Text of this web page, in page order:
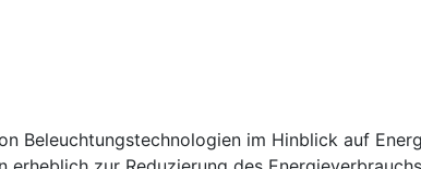
Beleuchtungstechnologien im Hinblick auf